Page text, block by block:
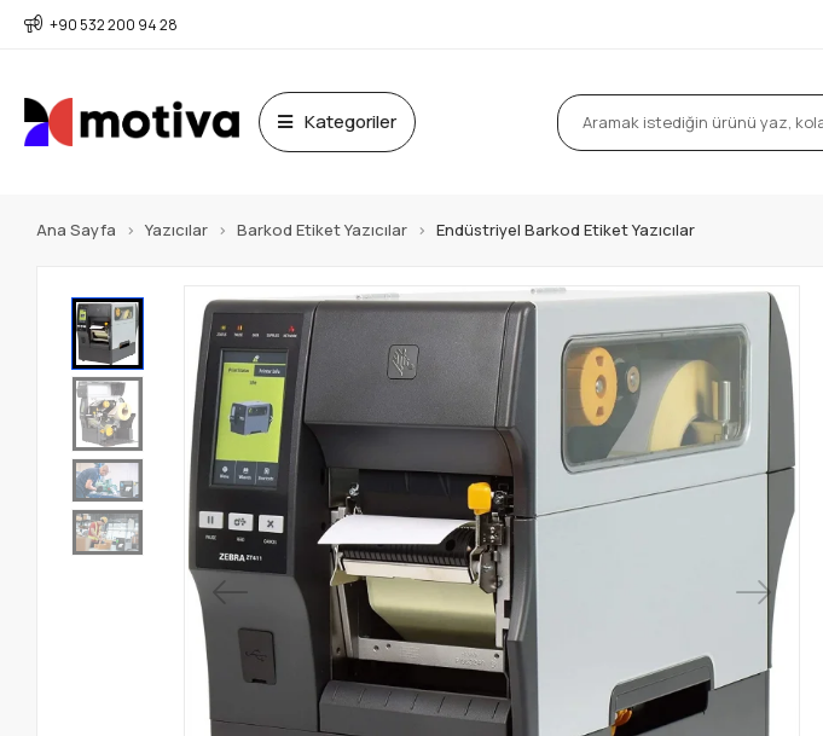
+90 532 200 94 28
Kategoriler
Ana Sayfa Yazıcılar Barkod Etiket Yazıcılar Endüstriyel Barkod Etiket Yazıcılar